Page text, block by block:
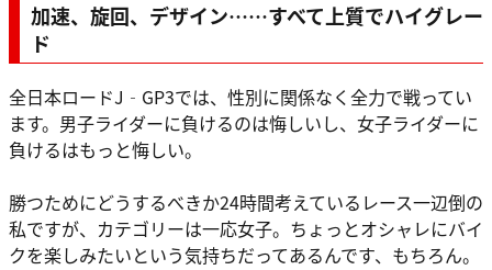
加速、旋回、デザイン……すべて上質でハイグレー
ド
全日本ロードJ‐GP3では、性別に関係なく全力で戦ってい
ます。男子ライダーに負けるのは悔しいし、女子ライダーに
負けるはもっと悔しい。
勝つためにどうするべきか24時間考えているレース一辺倒の
私ですが、カテゴリーは一応女子。ちょっとオシャレにバイ
クを楽しみたいという気持ちだってあるんです、もちろん。